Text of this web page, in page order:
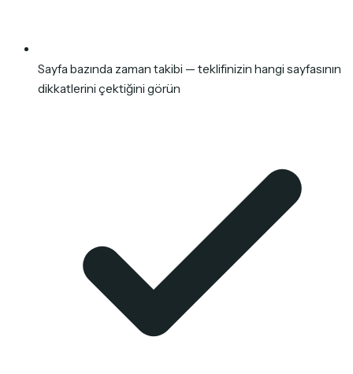
Sayfa bazında zaman takibi — teklifinizin hangi sayfasının
dikkatlerini çektiğini görün